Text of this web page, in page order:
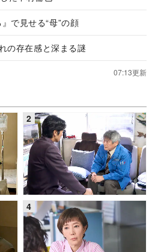
で見せる“母”の顔
の存在感と深まる謎
07:13更新